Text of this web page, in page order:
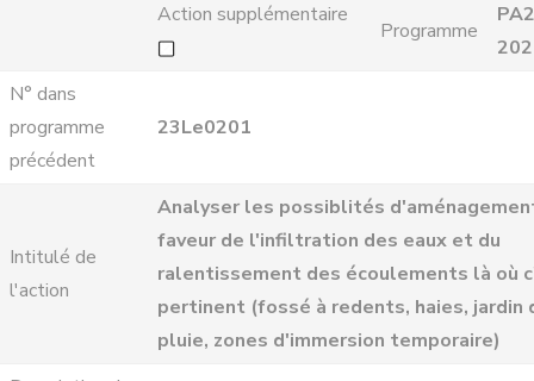
Action supplémentaire
Programme
N° dans
programme
précédent
23Le0201
Intitulé de
l'action
Analyser les possiblités
faveur de l'infiltration des eaux et du
ralentissement des écoulements là où
pertinent (fossé à redents, haies, jardin
pluie, zones d'immersion temporaire)